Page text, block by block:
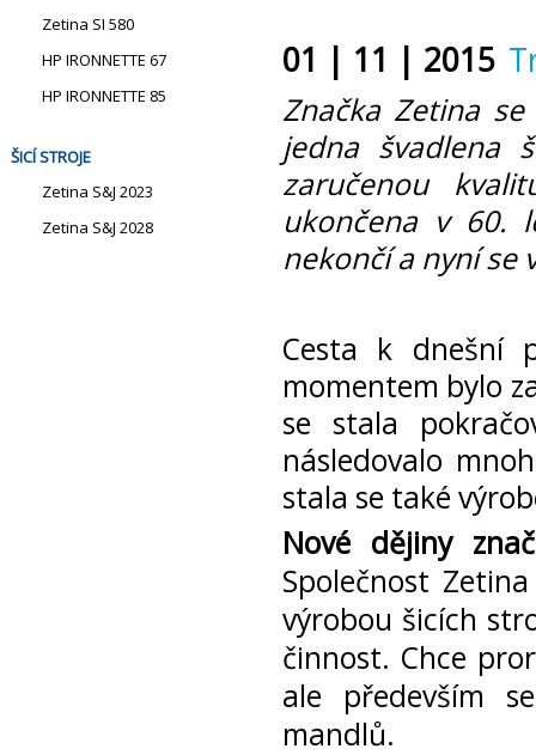
Zetina SI 580
HP IRONNETTE 67
HP IRONNETTE 85
ŠICÍ STROJE
Zetina S&J 2023
Zetina S&J 2028
01 | 11 | 2015
Značka Zetina
jedna švadlena
zaručenou
ukončena v 60.
nekončí a nyní se
Cesta k dnešní
momentem bylo
se stala
následovalo
stala se také
Nové dějiny
Společnost
výrobou šicích
činnost. Chce
ale především
mandlů.